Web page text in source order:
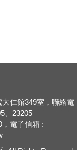
仁館349室，聯絡電
、23205
，電子信箱 :